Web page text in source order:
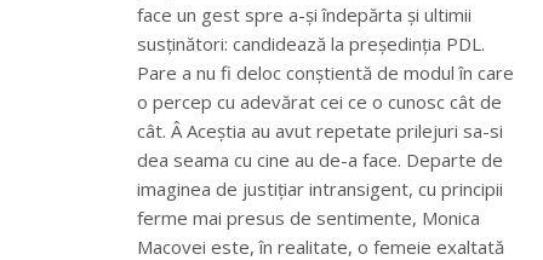
face un gest spre a-și îndepărta și ultimii
susținători: candidează la președinția PDL.
Pare a nu fi deloc conștientă de modul în care
o percep cu adevărat cei ce o cunosc cât de
cât. Â Aceștia au avut repetate prilejuri sa-si
dea seama cu cine au de-a face. Departe de
imaginea de justițiar intransigent, cu principii
ferme mai presus de sentimente, Monica
Macovei este, în realitate, o femeie exaltată